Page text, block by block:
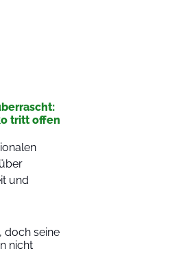
tritt offen
und
doch seine
nicht